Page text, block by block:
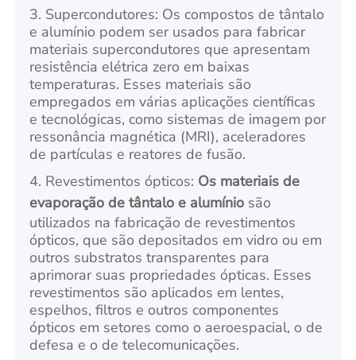
3. Supercondutores: Os compostos de tântalo
e alumínio podem ser usados para fabricar
materiais supercondutores que apresentam
resistência elétrica zero em baixas
temperaturas. Esses materiais são
empregados em várias aplicações científicas
e tecnológicas, como sistemas de imagem por
ressonância magnética (MRI), aceleradores
de partículas e reatores de fusão.
4. Revestimentos ópticos: Os materiais de
evaporação de tântalo e alumínio são
utilizados na fabricação de revestimentos
ópticos, que são depositados em vidro ou em
outros substratos transparentes para
aprimorar suas propriedades ópticas. Esses
revestimentos são aplicados em lentes,
espelhos, filtros e outros componentes
ópticos em setores como o aeroespacial, o de
defesa e o de telecomunicações.